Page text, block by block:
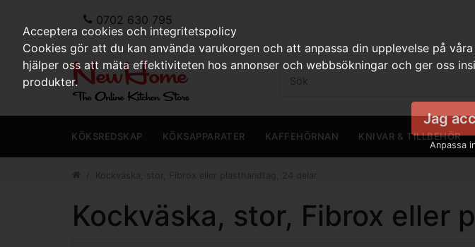
0702 630 795
KÖKSREDSKAP KÖKSAPPARATER KAFFEHÖRNAN KNIVAR & TILLBEHÖR
Kockväska, stor, Fibrox eller
Acceptera cookies och integritetspolicy
Cookies gör att du kan använda varukorgen och att anpassa din upplevelse på
hjälper oss att mäta effektiviteten hos annonser och webbsökningar och ger oss
produkter.
Jag
Anpassa